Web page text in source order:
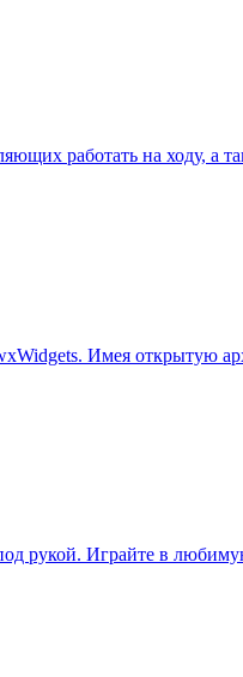
работать на ходу, а
Имея открытую
рукой. Играйте в